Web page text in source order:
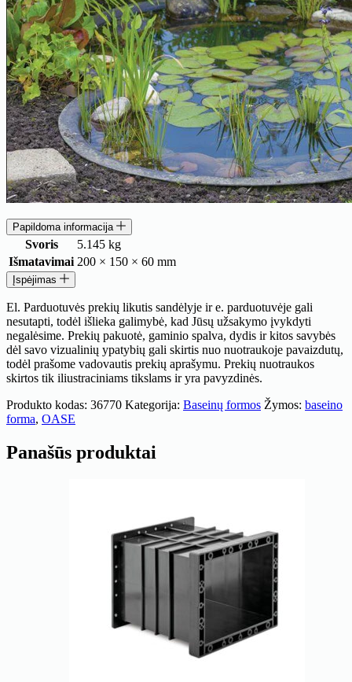
Papildoma informacija
Svoris
5.145 kg
Išmatavimai 200 × 150 × 60 mm
Įspėjimas
El. Parduotuvės prekių likutis sandėlyje ir e. parduotuvėje gali
nesutapti, todėl išlieka galimybė, kad Jūsų užsakymo įvykdyti
negalėsime. Prekių pakuotė, gaminio spalva, dydis ir kitos savybės
dėl savo vizualinių ypatybių gali skirtis nuo nuotraukoje pavaizdutų,
todėl prašome vadovautis prekių aprašymu. Prekių nuotraukos
skirtos tik iliustraciniams tikslams ir yra pavyzdinės.
Produkto kodas: 36770 Kategorija: Baseinų formos Žymos: baseino
forma, OASE
Panašūs produktai